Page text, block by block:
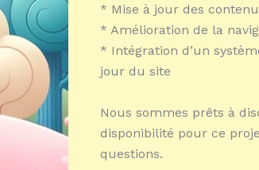
* Mise à jour des
* Amélioration de la
* Intégration d’un
jour du site
Nous sommes prêts à
disponibilité pour ce
questions.